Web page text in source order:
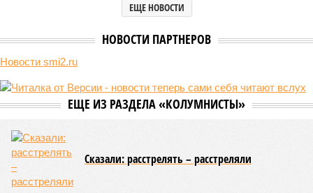
ЕЩЕ НОВОСТИ
НОВОСТИ ПАРТНЕРОВ
Новости smi2.ru
ЕЩЕ ИЗ РАЗДЕЛА «КОЛУМНИСТЫ»
Сказали: расстрелять – расстреляли